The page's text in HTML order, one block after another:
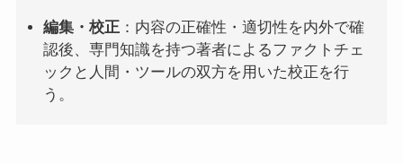
編集・校正：内容の正確性・適切性を内外で確
認後、専門知識を持つ著者によるファクトチェ
ックと人間・ツールの双方を用いた校正を行
う。